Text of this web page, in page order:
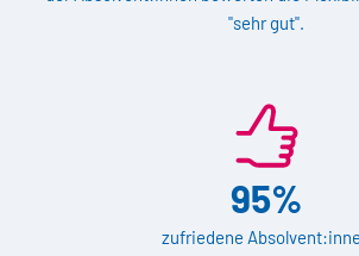
"sehr gut".
95%
zufriedene